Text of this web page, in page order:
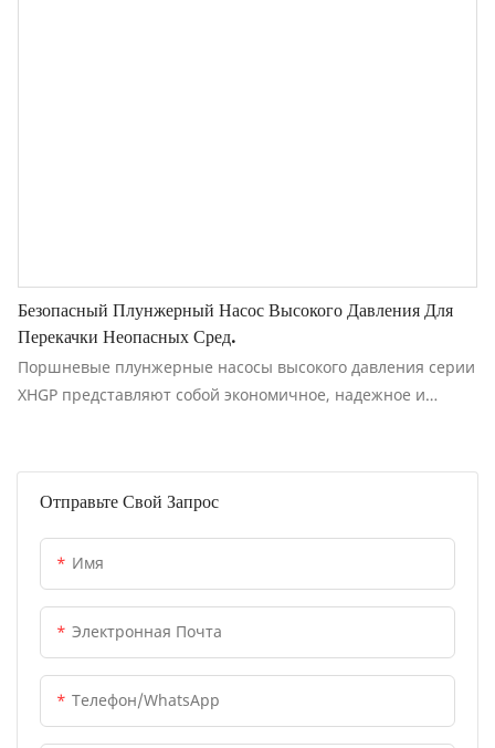
Отправьте Свой Запрос
Имя
Электронная Почта
Телефон/WhatsApp
Безопасный Плунжерный Насос Высокого Давления Для
Перекачки Неопасных Сред.
Поршневые плунжерные насосы высокого давления серии
XHGP представляют собой экономичное, надежное и
сред под высоким давлением.